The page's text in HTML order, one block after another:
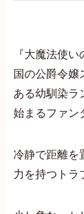
『大魔法使
国の公爵令嬢
ある幼馴染ラ
始まるファン
冷静で距離を
力を持つトラ